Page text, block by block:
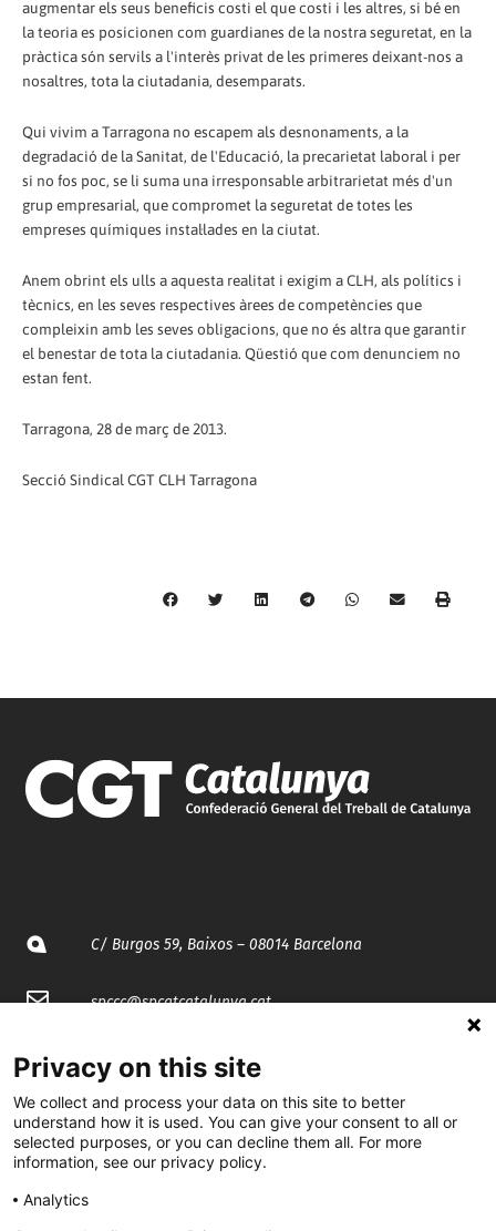
augmentar els seus beneficis costi el que costi i les altres, si bé en
la teoria es posicionen com guardianes de la nostra seguretat, en la
pràctica són servils a l'interès privat de les primeres deixant-nos a
nosaltres, tota la ciutadania, desemparats.
Qui vivim a Tarragona no escapem als desnonaments, a la
degradació de la Sanitat, de l'Educació, la precarietat laboral i per
si no fos poc, se li suma una irresponsable arbitrarietat més d'un
grup empresarial, que compromet la seguretat de totes les
empreses químiques instal·lades en la ciutat.
Anem obrint els ulls a aquesta realitat i exigim a CLH, als polítics i
tècnics, en les seves respectives àrees de competències que
compleixin amb les seves obligacions, que no és altra que garantir
el benestar de tota la ciutadania. Qüestió que com denunciem no
estan fent.
Tarragona, 28 de març de 2013.
Secció Sindical CGT CLH Tarragona
C/ Burgos 59, Baixos – 08014 Barcelona
spccc@spcgtcatalunya.cat
@CGTCatalunya
cgtcatalunya
CGTCatalunya
Privacy on this site
We collect and process your data on this site to better
understand how it is used. You can give your consent to all or
selected purposes, or you can decline them all. For more
information, see our privacy policy.
Analytics